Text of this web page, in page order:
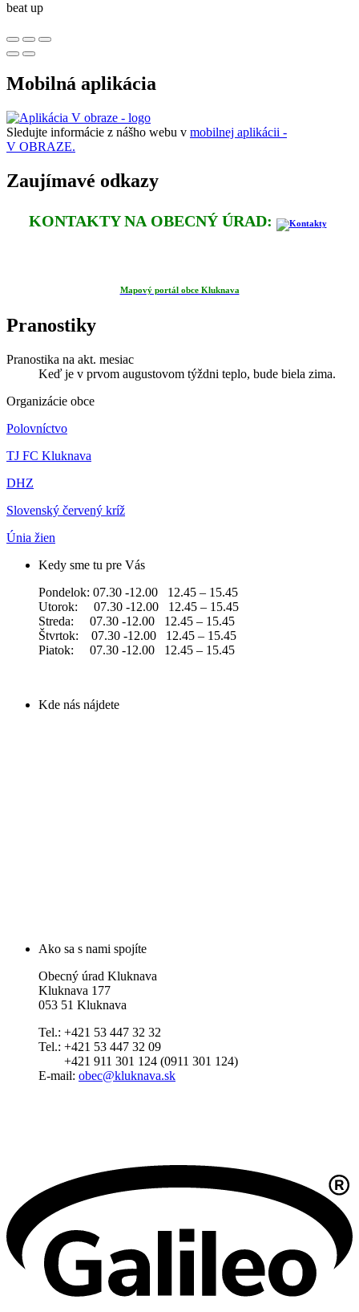
beat up
Mobilná aplikácia
Sledujte informácie z nášho webu v mobilnej aplikácii -
V OBRAZE.
Zaujímavé odkazy
KONTAKTY NA OBECNÝ ÚRAD:
Mapový portál obce Kluknava
Pranostiky
Pranostika na akt. mesiac
Keď je v prvom augustovom týždni teplo, bude biela zima.
Organizácie obce
Polovníctvo
TJ FC Kluknava
DHZ
Slovenský červený kríž
Únia žien
Kedy sme tu pre Vás
Pondelok: 07.30 -12.00 12.45 – 15.45
Utorok: 07.30 -12.00 12.45 – 15.45
Streda: 07.30 -12.00 12.45 – 15.45
Štvrtok: 07.30 -12.00 12.45 – 15.45
Piatok: 07.30 -12.00 12.45 – 15.45
Kde nás nájdete
Ako sa s nami spojíte
Obecný úrad Kluknava
Kluknava 177
053 51 Kluknava
Tel.: +421 53 447 32 32
Tel.: +421 53 447 32 09
+421 911 301 124 (0911 301 124)
E-mail: obec@kluknava.sk